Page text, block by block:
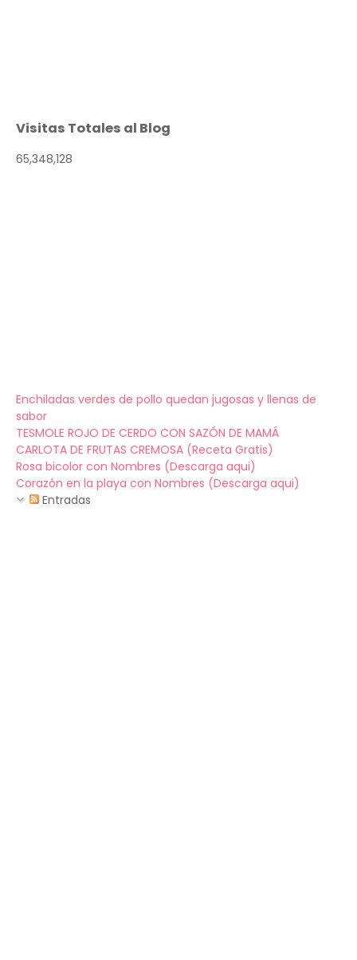
Visitas Totales al Blog
65,348,128
Enchiladas verdes de pollo quedan jugosas y llenas de
sabor
TESMOLE ROJO DE CERDO CON SAZÓN DE MAMÁ
CARLOTA DE FRUTAS CREMOSA (Receta Gratis)
Rosa bicolor con Nombres (Descarga aqui)
Corazón en la playa con Nombres (Descarga aqui)
Entradas